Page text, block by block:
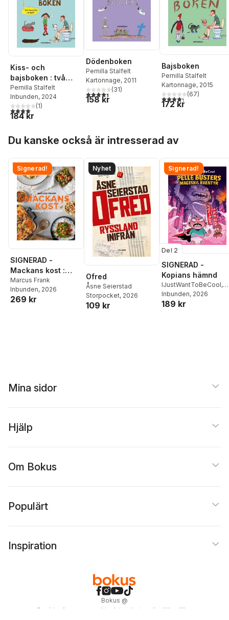
Kiss- och
bajsboken : två
favoriter i en bok!
Pernilla Stalfelt
Inbunden, 2024
4,0utav 5 stjärnor. Totalt antal röster:
(1)
184 kr
Dödenboken
Pernilla Stalfelt
Kartonnage, 2011
4,4utav 5 stjärnor. Totalt antal röster:
(31)
158 kr
Bajsboken
Pernilla Stalfelt
Kartonnage, 2015
4,3utav 5 stjärnor.
(67)
172 kr
Du kanske också är intresserad av
Signerad!
SIGNERAD -
Mackans kost :
Middagar och
matlådor
Marcus Frank
Inbunden, 2026
269 kr
Nyhet
Ofred
Åsne Seierstad
Storpocket, 2026
109 kr
Signerad!
Del 2
SIGNERAD -
Kopians hämnd
IJustWantToBeCool,
Joel Adolphson
Ejdemo Beer
Inbunden, 2026
189 kr
Mina sidor
Hjälp
Om Bokus
Populärt
Inspiration
Bokus @
Cookies
Anpassa cookies Integritetspolicy Köpvillkor